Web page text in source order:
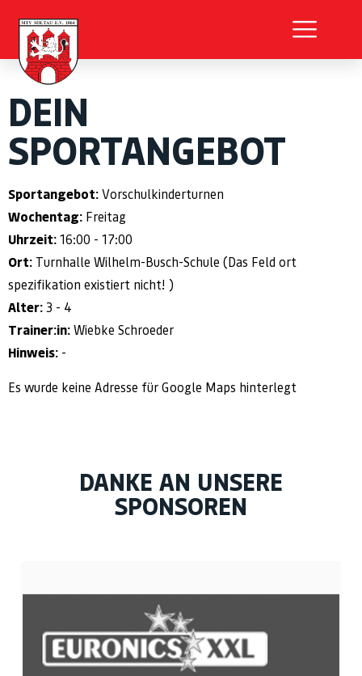
DEIN
SPORTANGEBOT
Sportangebot: Vorschulkinderturnen
Wochentag: Freitag
Uhrzeit: 16:00 - 17:00
Ort: Turnhalle Wilhelm-Busch-Schule (Das Feld ort
spezifikation existiert nicht! )
Alter: 3 - 4
Trainer:in: Wiebke Schroeder
Hinweis: -
Es wurde keine Adresse für Google Maps hinterlegt
DANKE AN UNSERE
SPONSOREN